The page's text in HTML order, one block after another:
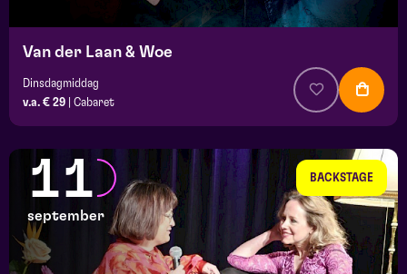
Van der Laan & Woe
Dinsdagmiddag
v.a. € 29
Cabaret
BACKSTAGE
11
september